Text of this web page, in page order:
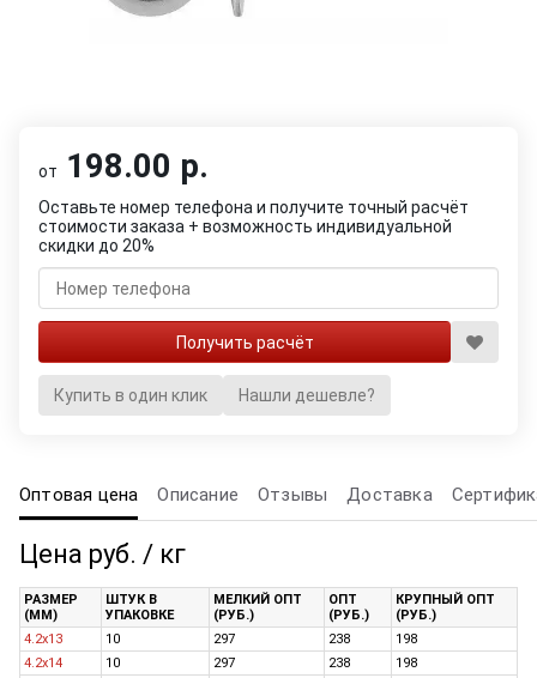
от 198.00 р.
Оставьте номер телефона и получите точный расчёт
стоимости заказа + возможность индивидуальной
скидки до 20%
Купить в один клик Нашли дешевле?
Оптовая цена Описание Отзывы Доставка
Цена руб. / кг
РАЗМЕР
(ММ)
ШТУК В
УПАКОВКЕ
МЕЛКИЙ ОПТ
(РУБ.)
ОПТ
(РУБ.)
КРУПНЫЙ ОПТ
(РУБ.)
4.2х13
10 297 238
198
4.2х14
10 297 238
198